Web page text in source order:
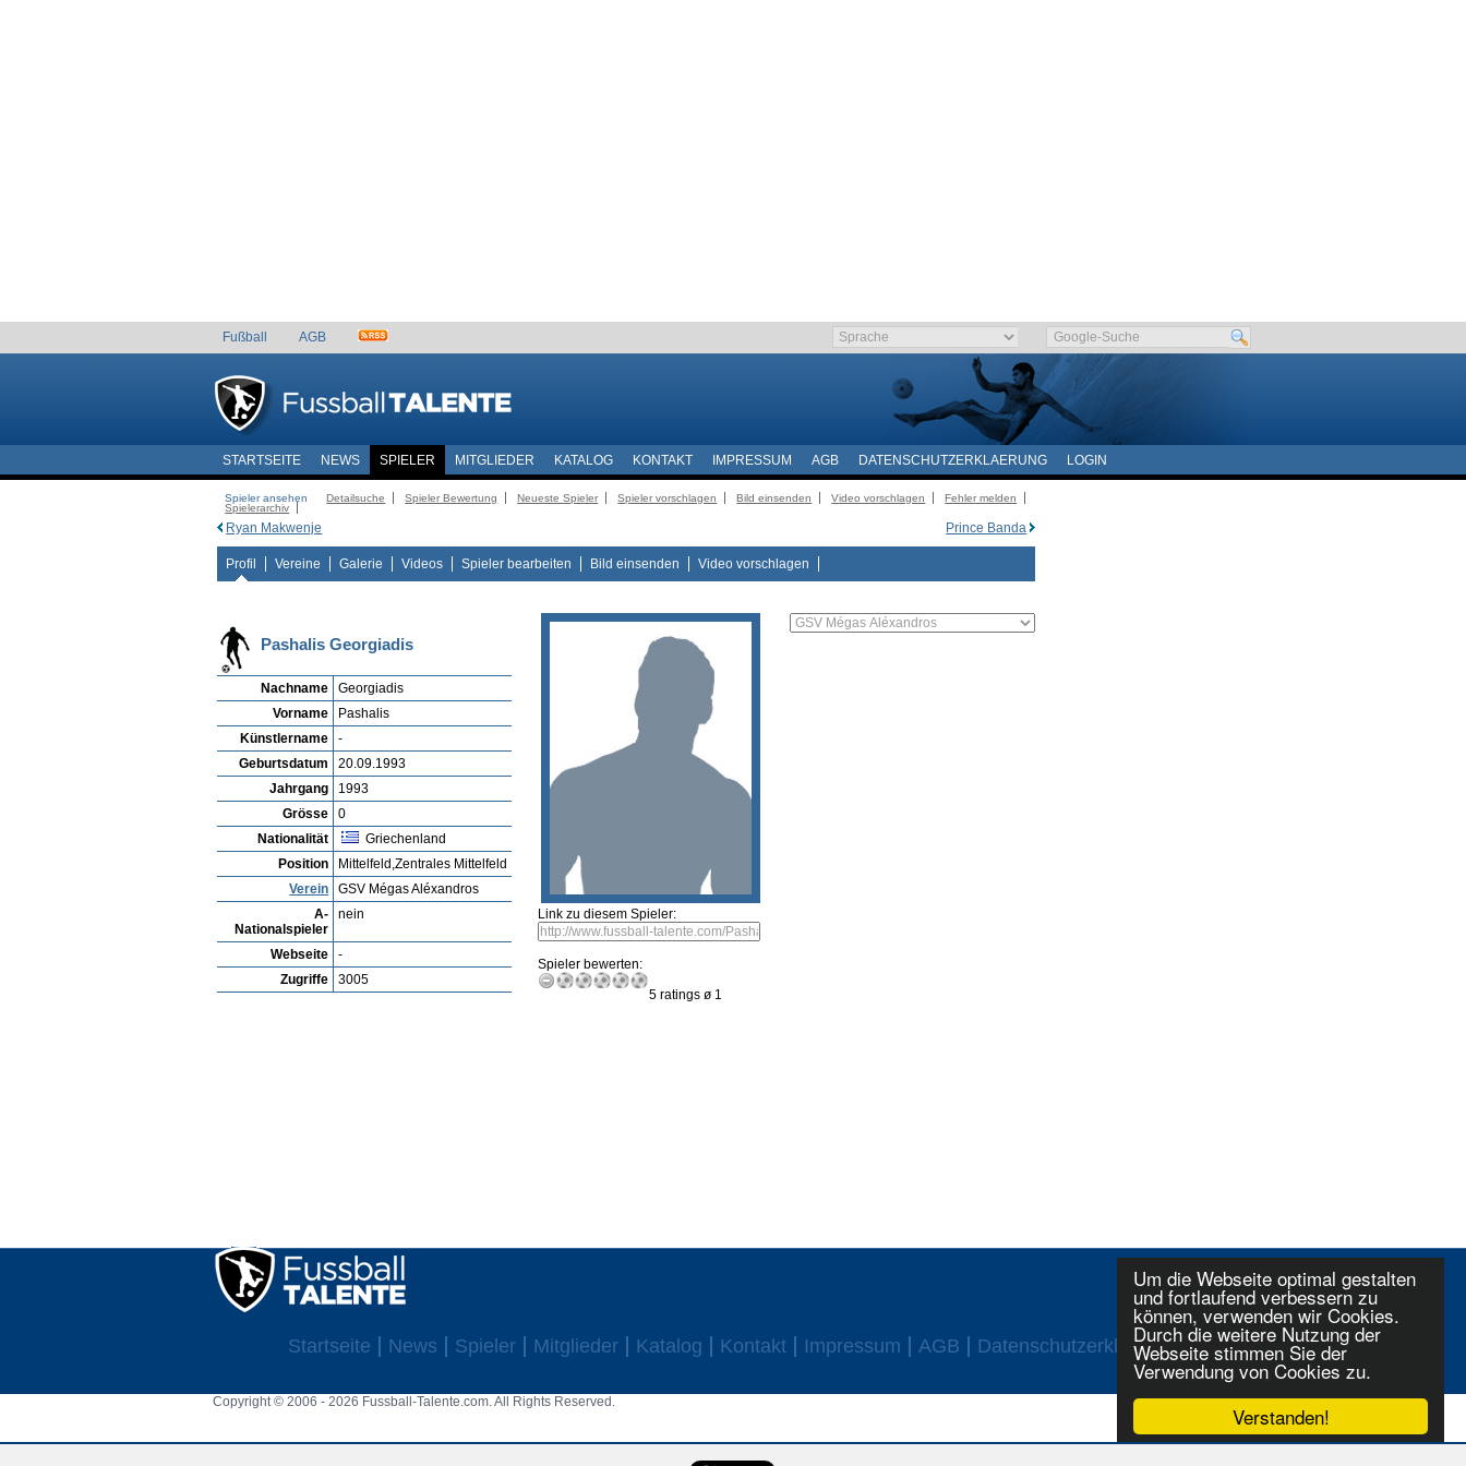
Verstanden!
Um die Webseite optimal gestalten
und fortlaufend verbessern zu
können, verwenden wir Cookies.
Durch die weitere Nutzung der
Webseite stimmen Sie der
Verwendung von Cookies zu.
Fußball AGB
STARTSEITE NEWS SPIELER MITGLIEDER KATALOG KONTAKT IMPRESSUM AGB DATENSCHUTZERKLAERUNG LOGIN
Spieler ansehen Detailsuche Spieler Bewertung Neueste Spieler Spieler vorschlagen Bild einsenden Video vorschlagen
Fehler melden
Spielerarchiv
Prince Banda
Ryan Makwenje
Profil Vereine Galerie Videos Spieler bearbeiten Bild einsenden Video vorschlagen
Pashalis Georgiadis
Nachname
Georgiadis
Vorname
Pashalis
Künstlername
-
Geburtsdatum
20.09.1993
Jahrgang
1993
Grösse
0
Nationalität
Griechenland
Position
Mittelfeld,Zentrales Mittelfeld
Verein
GSV Mégas Aléxandros
A-
Nationalspieler
nein
Webseite
-
Zugriffe
3005
Link zu diesem Spieler:
Spieler bewerten:
5 ratings ø 1
Startseite News Spieler Mitglieder Katalog Kontakt Impressum AGB Datenschutzerklaerung Login
Copyright © 2006 - 2026 Fussball-Talente.com. All Rights Reserved.